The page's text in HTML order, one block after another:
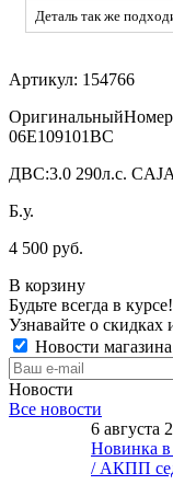
Деталь так же
Артикул: 154766
06E109101BC
ДВС:3.0 290л.с.
Б.у.
4 500 руб.
В корзину
Будьте всегда в курсе!
Узнавайте о
Новости
Новости
Все новости
6 августа
Новинка в
/ АКПП